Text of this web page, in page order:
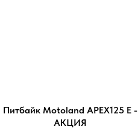
Питбайк Motoland APEX125 E -
АКЦИЯ